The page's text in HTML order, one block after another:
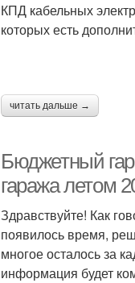
КПД кабельных
которых есть
читать дальше →
Бюджетный
гаража летом
Здравствуйте! Как
появилось время,
многое осталось за
информация будет